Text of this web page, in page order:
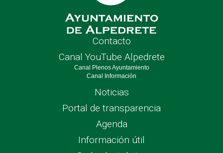
Contacto
Canal YouTube Alpedrete
Canal Plenos Ayuntamiento
Canal Información
Noticias
Portal de transparencia
Agenda
Información útil